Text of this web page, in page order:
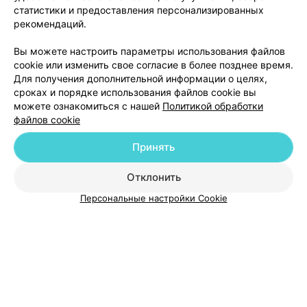
Добавить компанию
Добавить специалиста
статистики и предоставления персонализированных
рекомендаций.
Вы можете настроить параметры использования файлов
cookie или изменить свое согласие в более позднее время.
Для получения дополнительной информации о целях,
сроках и порядке использования файлов cookie вы
можете ознакомиться с нашей Политикой обработки
файлов cookie
Отклонить
Принять
Персональные настройки Cookie